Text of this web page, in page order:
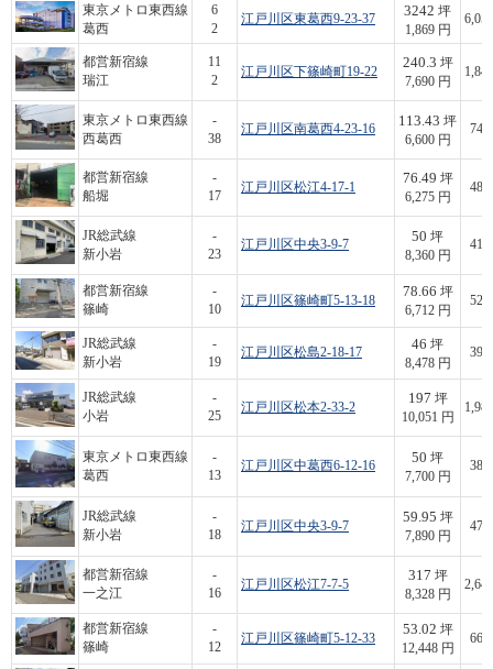
東京メトロ東西線
葛西
6
2
江戸川区東葛西9-23-37
3242 坪
1,869 円
都営新宿線
瑞江
11
2
江戸川区下篠崎町19-22
240.3 坪
7,690 円
東京メトロ東西線
西葛西
-
38
江戸川区南葛西4-23-16
113.43 坪
6,600 円
都営新宿線
船堀
-
17
江戸川区松江4-17-1
76.49 坪
6,275 円
JR総武線
新小岩
-
23
江戸川区中央3-9-7
50 坪
8,360 円
都営新宿線
篠崎
-
10
江戸川区篠崎町5-13-18
78.66 坪
6,712 円
JR総武線
新小岩
-
19
江戸川区松島2-18-17
46 坪
8,478 円
JR総武線
小岩
-
25
江戸川区松本2-33-2
197 坪
10,051 円
東京メトロ東西線
葛西
-
13
江戸川区中葛西6-12-16
50 坪
7,700 円
JR総武線
新小岩
-
18
江戸川区中央3-9-7
59.95 坪
7,890 円
都営新宿線
一之江
-
16
江戸川区松江7-7-5
317 坪
8,328 円
都営新宿線
篠崎
-
12
江戸川区篠崎町5-12-33
53.02 坪
12,448 円